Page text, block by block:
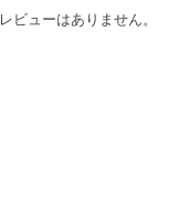
レビューはありません。